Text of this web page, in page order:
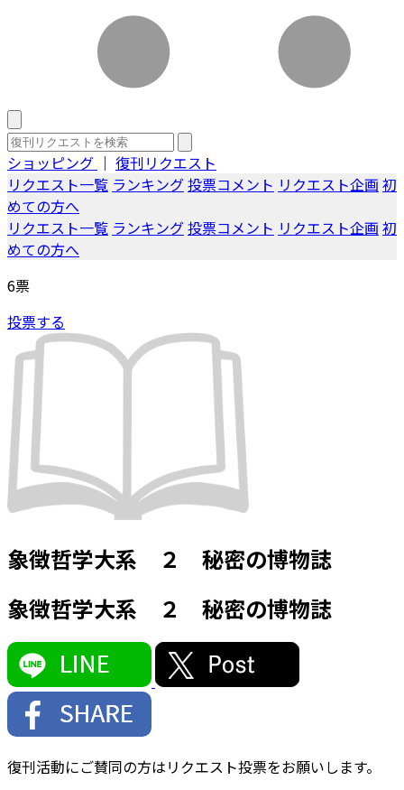
ショッピング ｜ 復刊リクエスト
リクエスト一覧 ランキング投票コメント リクエスト企画 初
めての方へ
リクエスト一覧 ランキング投票コメント リクエスト企画 初
めての方へ
6票
投票する
象徴哲学大系 ２ 秘密の博物誌
象徴哲学大系 ２ 秘密の博物誌
復刊活動にご賛同の方はリクエスト投票をお願いします。